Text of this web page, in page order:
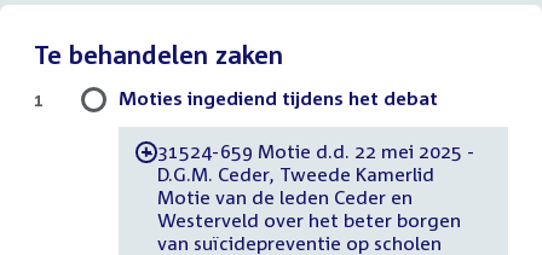
Te behandelen zaken
Moties ingediend tijdens het debat
-31524-659 Motie d.d. 22 mei 2025 -
D.G.M. Ceder, Tweede Kamerlid
Motie van de leden Ceder en
Westerveld over het beter borgen
van suïcidepreventie op scholen
1